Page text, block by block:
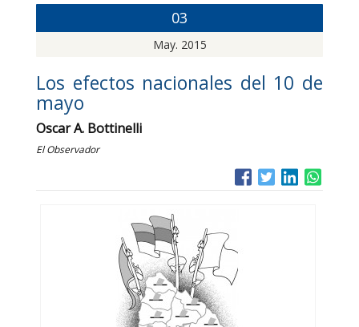
03
May. 2015
Los efectos nacionales del 10 de
mayo
Oscar A. Bottinelli
El Observador